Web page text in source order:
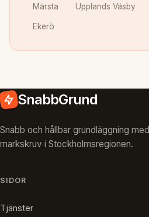
Märsta Upplands Väsby
Ekerö
SnabbGrund
Snabb och hållbar grundläggning med
markskruv i Stockholmsregionen.
SIDOR
Tjänster